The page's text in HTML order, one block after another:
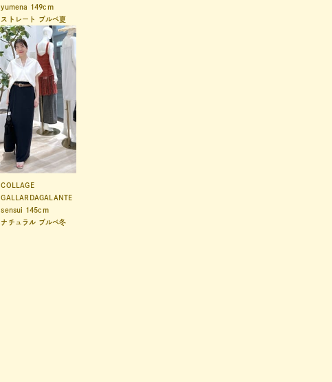
yumena 149cm
ストレート
ブルベ夏
COLLAGE
GALLARDAGALANTE
sensui 145cm
ナチュラル ブルベ冬